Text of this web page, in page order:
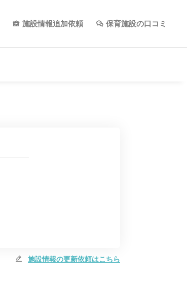
施設情報追加依頼 保育施設の口コミ
施設情報の更新依頼はこちら